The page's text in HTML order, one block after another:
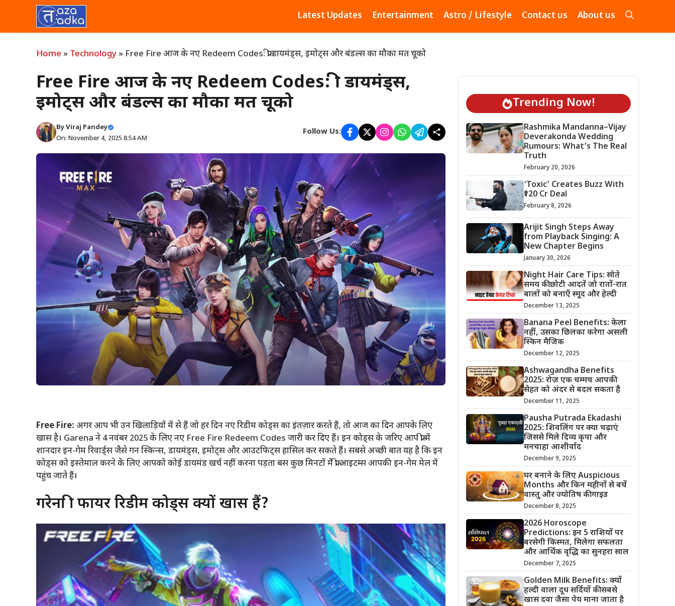
content
Latest Updates Entertainment Astro / Lifestyle Contact us About us
Home » Technology » Free Fire आज के नए Redeem Codes: फ्री डायमंड्स, इमोट्स और बंडल्स का मौका मत चूको
Free Fire आज के नए Redeem Codes: फ्री डायमंड्स,
इमोट्स और बंडल्स का मौका मत चूको
ByViraj Pandey
On: November 4, 2025 8:54 AM
Follow Us:
Free Fire: अगर आप भी उन खिलाड़ियों में से हैं जो हर दिन नए रिडीम कोड्स का इंतज़ार करते हैं, तो आज का दिन आपके लिए
खास है। Garena ने 4 नवंबर 2025 के लिए नए Free Fire Redeem Codes जारी कर दिए हैं। इन कोड्स के जरिए आप फ्री में
शानदार इन-गेम रिवार्ड्स जैसे गन स्किन्स, डायमंड्स, इमोट्स और आउटफिट्स हासिल कर सकते हैं। सबसे अच्छी बात यह है कि इन
कोड्स को इस्तेमाल करने के लिए आपको कोई डायमंड खर्च नहीं करना पड़ता बस कुछ मिनटों में फ्री आइटम्स आपकी इन-गेम मेल में
पहुंच जाते हैं।
गरेना फ्री फायर रिडीम कोड्स क्यों खास हैं?
Trending Now!
Rashmika Mandanna–Vijay
Deverakonda Wedding
Rumours: What’s The Real
Truth
February 20, 2026
‘Toxic’ Creates Buzz With
₹120 Cr Deal
February 8, 2026
Arijit Singh Steps Away
from Playback Singing: A
New Chapter Begins
January 30, 2026
Night Hair Care Tips: सोते
समय की छोटी आदतें जो रातों-रात
बालों को बनाएँ स्मूद और हेल्दी
December 13, 2025
Banana Peel Benefits: केला
नहीं, उसका छिलका करेगा असली
स्किन मैजिक
December 12, 2025
Ashwagandha Benefits
2025: रोज़ एक चम्मच आपकी
सेहत को अंदर से बदल सकता है
December 11, 2025
Pausha Putrada Ekadashi
2025: शिवलिंग पर क्या चढ़ाएं
जिससे मिले दिव्य कृपा और
मनचाहा आशीर्वाद
December 9, 2025
घर बनाने के लिए Auspicious
Months और किन महीनों से बचें
वास्तु और ज्योतिष की गाइड
December 8, 2025
2026 Horoscope
Predictions: इन 5 राशियों पर
बरसेगी किस्मत, मिलेगा सफलता
और आर्थिक वृद्धि का सुनहरा साल
December 7, 2025
Golden Milk Benefits: क्यों
हल्दी वाला दूध सर्दियों की सबसे
खास दवा जैसा पेय माना जाता है